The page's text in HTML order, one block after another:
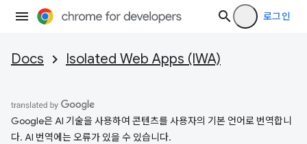
로그인
Docs Isolated Web Apps (IWA)
Google은 AI 기술을 사용하여 콘텐츠를 사용자의 기본 언어로 번역합니
다. AI 번역에는 오류가 있을 수 있습니다.